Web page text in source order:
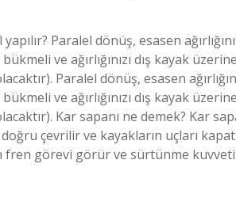
Paralel dönüş, esasen
ve ağırlığınızı dış kayak
Paralel dönüş, esasen
ve ağırlığınızı dış kayak
Kar sapanı ne demek? Kar
çevrilir ve kayakların uçları
görevi görür ve sürtünme kuvveti